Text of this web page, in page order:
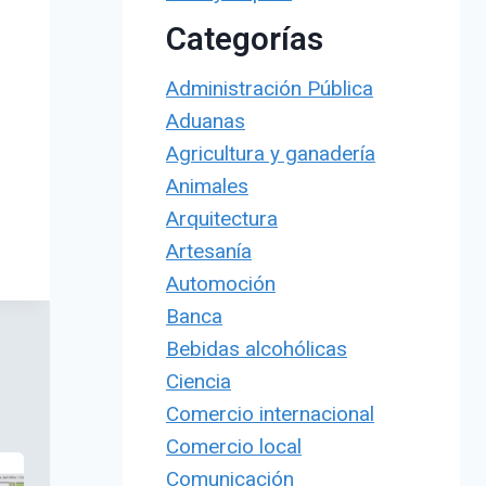
Categorías
Administración Pública
Aduanas
Agricultura y ganadería
Animales
Arquitectura
Artesanía
Automoción
Banca
Bebidas alcohólicas
Ciencia
Comercio internacional
Comercio local
Comunicación